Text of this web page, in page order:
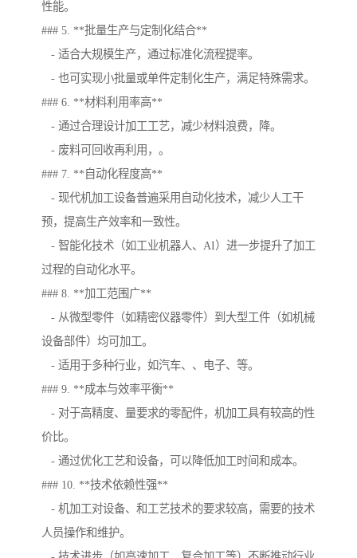
性能。
### 5. **批量生产与定制化结合**
- 适合大规模生产，通过标准化流程提率。
- 也可实现小批量或单件定制化生产，满足特殊需求。
### 6. **材料利用率高**
- 通过合理设计加工工艺，减少材料浪费，降。
- 废料可回收再利用，。
### 7. **自动化程度高**
- 现代机加工设备普遍采用自动化技术，减少人工干
预，提高生产效率和一致性。
- 智能化技术（如工业机器人、AI）进一步提升了加工
过程的自动化水平。
### 8. **加工范围广**
- 从微型零件（如精密仪器零件）到大型工件（如机械
设备部件）均可加工。
- 适用于多种行业，如汽车、、电子、等。
### 9. **成本与效率平衡**
- 对于高精度、量要求的零配件，机加工具有较高的性
价比。
- 通过优化工艺和设备，可以降低加工时间和成本。
### 10. **技术依赖性强**
- 机加工对设备、和工艺技术的要求较高，需要的技术
人员操作和维护。